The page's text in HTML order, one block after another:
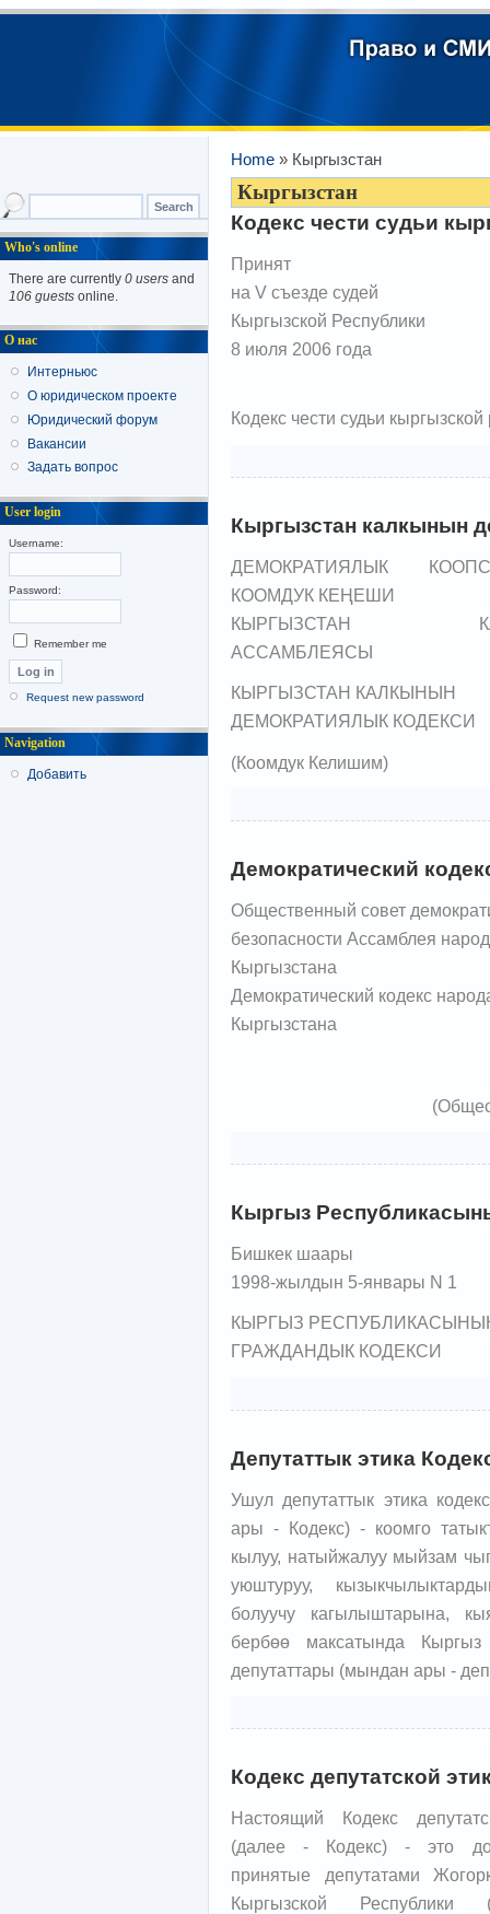
Home » Кыргызстан
Кыргызстан
Кодекс чести судьи
Принят
на V съезде судей
Кыргызской Республики
8 июля 2006 года
Кодекс чести судьи
Кыргызстан калкынын
ДЕМОКРАТИЯЛЫК
КООМДУК КЕҢЕШИ
КЫРГЫЗСТАН
АССАМБЛЕЯСЫ
КЫРГЫЗСТАН КАЛКЫНЫН
ДЕМОКРАТИЯЛЫК КОДЕКСИ
(Коомдук Келишим)
Демократический
Общественный совет
безопасности Ассамблея
Кыргызстана
Демократический кодекс
Кыргызстана
Кыргыз
Бишкек шаары
1998-жылдын 5-январы N 1
КЫРГЫЗ
ГРАЖДАНДЫК КОДЕКСИ
Депутаттык этика
Ушул депутаттык этика
ары - Кодекс) - коомго
кылуу, натыйжалуу мыйзам
уюштуруу,
болуучу кагылыштарына,
бербөө максатында
депутаттары (мындан ары -
Кодекс депутатской
Настоящий Кодекс
(далее - Кодекс) - это
принятые депутатами
Кыргызской
Who's online
There are currently 0 users and
106 guests online.
О нас
Интерньюс
О юридическом проекте
Юридический форум
Вакансии
Задать вопрос
User login
Username:
Password:
Remember me
Request new password
Navigation
Добавить